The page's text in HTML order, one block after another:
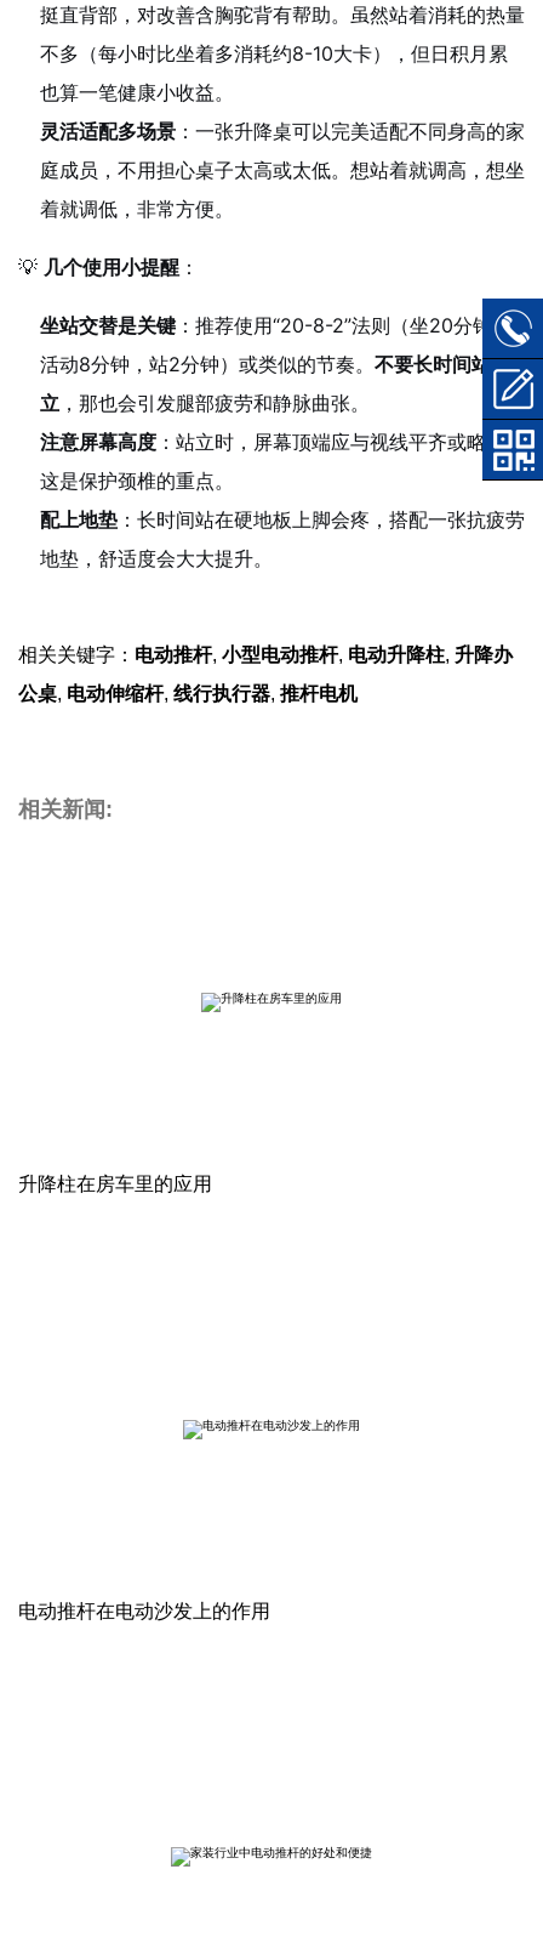
挺直背部，对改善含胸驼背有帮助。虽然站着消耗的热量
不多（每小时比坐着多消耗约8-10大卡），但日积月累
也算一笔健康小收益。
灵活适配多场景 ：一张升降桌可以完美适配不同身高的家
庭成员，不用担心桌子太高或太低。想站着就调高，想坐
着就调低，非常方便。
💡 几个使用小提醒 ：
坐站交替是关键 ：推荐使用“20-8-2”法则（坐20分钟，
活动8分钟，站2分钟）或类似的节奏。 不要长时间站
立 ，那也会引发腿部疲劳和静脉曲张。
注意屏幕高度 ：站立时，屏幕顶端应与视线平齐或略低，
这是保护颈椎的重点。
配上地垫 ：长时间站在硬地板上脚会疼，搭配一张抗疲劳
地垫，舒适度会大大提升。
相关关键字： 电动推杆, 小型电动推杆, 电动升降柱, 升降办
公桌, 电动伸缩杆, 线行执行器, 推杆电机
相关新闻:
升降柱在房车里的应用
电动推杆在电动沙发上的作用